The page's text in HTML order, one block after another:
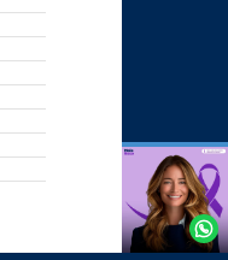
Agende
Whatsapp